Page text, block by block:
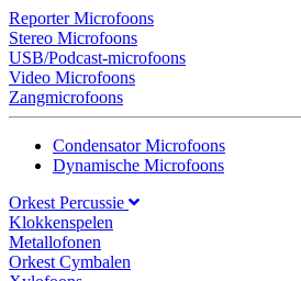
Reporter Microfoons
Stereo Microfoons
USB/Podcast-microfoons
Video Microfoons
Zangmicrofoons
Condensator Microfoons
Dynamische Microfoons
Orkest Percussie
Klokkenspelen
Metallofonen
Orkest Cymbalen